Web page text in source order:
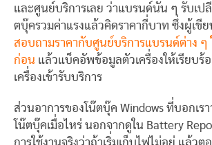
และศูนย์บริการเลย ว่าแบรนด์นั้น ๆ รับเป
ตบุ๊ครวมค่าแรงแล้วคิดราคากี่บาท ซึ่งผู้เขี
สอบถามราคากับศูนย์บริการแบรนด์ต่าง ๆ
ก่อน แล้วแบ็คอัพข้อมูลตัวเครื่องให้เรียบร้
เครื่องเข้ารับบริการ
ส่วนอาการของโน๊ตบุ๊ค Windows ที่บอกเร
โน๊ตบุ๊คเมื่อไหร่ นอกจากดูใน Battery
การใช้งานจริงว่าถ้าเริ่มเก็บไฟไม่อยู่ แล้วต